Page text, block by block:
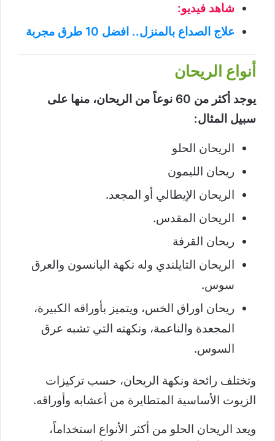
شاهد فيديو:
علاج الصداع بالمنزل.. افضل 10 طرق مجربة
أنواع الريحان
يوجد أكثر من 60 نوعاً من الريحان، منها على
سبيل المثال:
الريحان الحلو
ريحان الليمون
الريحان الإيطالي أو المجعد.
الريحان المقدس.
ريحان القرفة
الريحان التايلندي وله نكهة اليانسون والعرق
سوس.
ريحان اوراق الخس، ويتميز بأوراقه الكبيرة،
المجعدة والناعمة، ونكهته التي تشبه عرق
السوس.
وتختلف رائحة ونكهة الريحان، حسب تركيزات
الزيوت الأساسية المتطايرة من أعشابه وأوراقه.
ويعد الريحان الحلو من أكثر الأنواع استخداماً،